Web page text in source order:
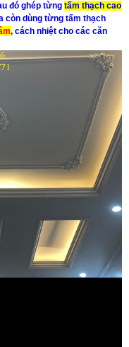
đó ghép từng tấm thạch cao
còn dùng từng tấm thạch
, cách nhiệt cho các căn